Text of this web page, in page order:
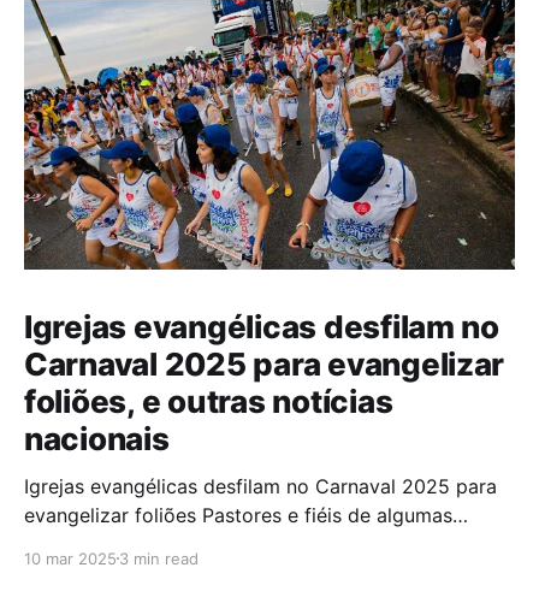
Igrejas evangélicas desfilam no
Carnaval 2025 para evangelizar
foliões, e outras notícias
nacionais
Igrejas evangélicas desfilam no Carnaval 2025 para
evangelizar foliões Pastores e fiéis de algumas
2025 com blocos de bateria, utilizando a festa como
10 mar 2025 3 min read